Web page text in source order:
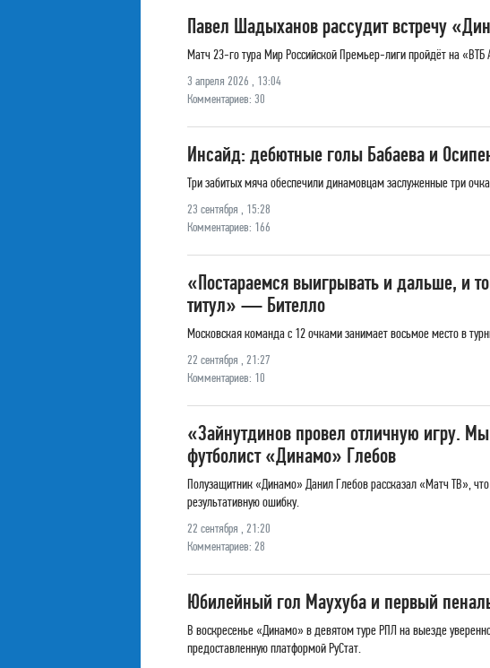
Павел Шадыханов рассудит встречу
Матч 23-го тура Мир Российской Премьер-лиги пройдёт на
3 апреля 2026 , 13:04
Комментариев: 30
Инсайд: дебютные голы Бабаева и
Три забитых мяча обеспечили динамовцам заслуженные три
23 сентября , 15:28
Комментариев: 166
«Постараемся выигрывать и дальше, и
титул» — Бителло
Московская команда с 12 очками занимает восьмое место в
22 сентября , 21:27
Комментариев: 10
«Зайнутдинов провел отличную игру.
футболист «Динамо» Глебов
Полузащитник «Динамо» Данил Глебов рассказал «Матч ТВ»,
результативную ошибку.
22 сентября , 21:20
Комментариев: 28
Юбилейный гол Маухуба и первый
В воскресенье «Динамо» в девятом туре РПЛ на выезде
предоставленную платформой РуСтат.